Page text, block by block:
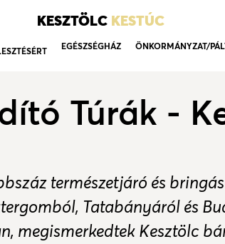
KESZTÖLC KESTÚC
EGÉSZSÉGHÁZ ÖNKORMÁNYZAT/
Túrák -
természetjáró és
Tatabányáról és
megismerkedtek Kesztölc